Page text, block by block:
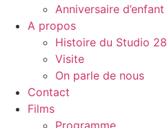
Anniversaire d’enfant
A propos
Histoire du Studio 28
Visite
On parle de nous
Contact
Films
Programme